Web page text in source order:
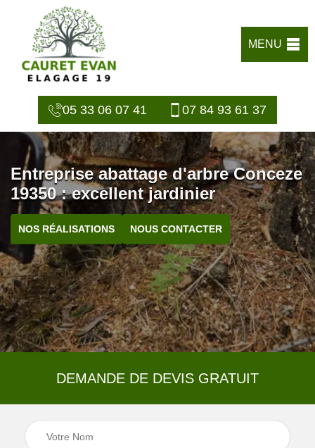
MENU
05 33 06 07 41 07 84 93 61 37
Entreprise abattage d'arbre Conceze
19350 : excellent jardinier
NOS RÉALISATIONS NOUS CONTACTER
DEMANDE DE DEVIS GRATUIT